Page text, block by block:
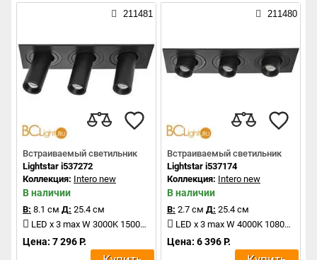
211481
Встраиваемый светильник
Lightstar i537272
Коллекция: Intero new
В наличии
В: 8.1 см Д: 25.4 см
LED x 3 max W 3000K 1500Lm
Цена: 7 296 Р.
211480
Встраиваемый светильник
Lightstar i537174
Коллекция: Intero new
В наличии
В: 2.7 см Д: 25.4 см
LED x 3 max W 4000K 1080Lm
Цена: 6 396 Р.